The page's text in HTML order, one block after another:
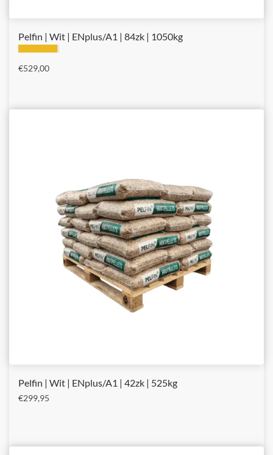
Pelfin | Wit | ENplus/A1 | 84zk | 1050kg
€529,00
Pelfin | Wit | ENplus/A1 | 42zk | 525kg
€299,95